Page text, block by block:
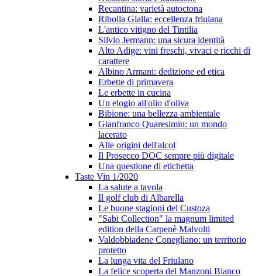
Recantina: varietà autoctona
Ribolla Gialla: eccellenza friulana
L'antico vitigno del Tintilia
Silvio Jermann: una sicura identità
Alto Adige: vini freschi, vivaci e ricchi di
carattere
Albino Armani: dedizione ed etica
Erbette di primavera
Le erbette in cucina
Un elogio all'olio d'oliva
Bibione: una bellezza ambientale
Gianfranco Quaresimin: un mondo
lacerato
Alle origini dell'alcol
Il Prosecco DOC sempre più digitale
Una questione di etichetta
Taste Vin 1/2020
La salute a tavola
Il golf club di Albarella
Le buone stagioni del Custoza
"Sabi Collection" la magnum limited
edition della Carpenè Malvolti
Valdobbiadene Conegliano: un territorio
protetto
La lunga vita del Friulano
La felice scoperta del Manzoni Bianco